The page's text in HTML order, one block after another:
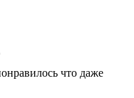
что даже